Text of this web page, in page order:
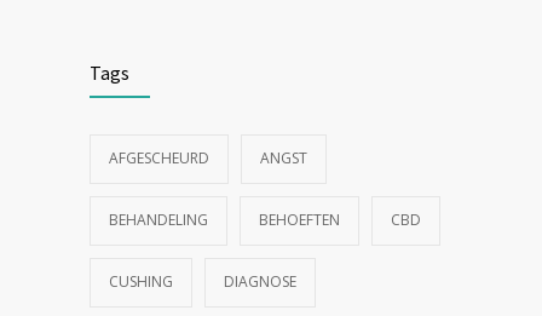
Tags
AFGESCHEURD ANGST
BEHANDELING BEHOEFTEN CBD
CUSHING DIAGNOSE